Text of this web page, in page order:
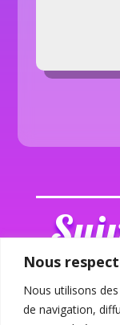
Nous
Nous utilisons
de navigation,